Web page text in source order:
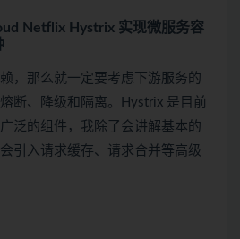
Netflix Hystrix 实现微服务容
，那么就一定要考虑下游服务的
断、降级和隔离。Hystrix 是目前
泛的组件，我除了会讲解基本的
引入请求缓存、请求合并等高级